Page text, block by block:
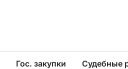
Гос. закупки Судебные